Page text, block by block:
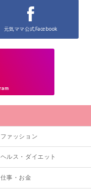
元気ママ公式Facebook
ファッション
ヘルス・ダイエット
仕事・お金